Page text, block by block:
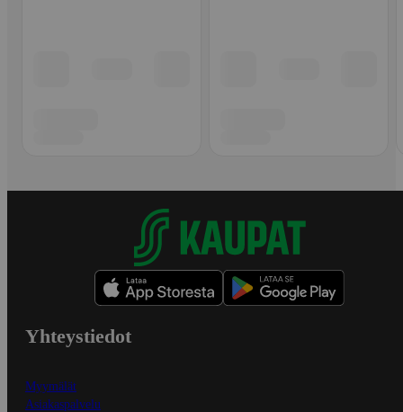
Yhteystiedot
Myymälät
Asiakaspalvelu